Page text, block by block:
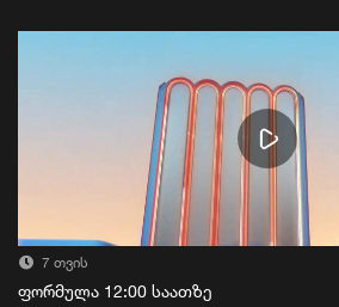
7 თვის
ფორმულა 12:00 საათზე